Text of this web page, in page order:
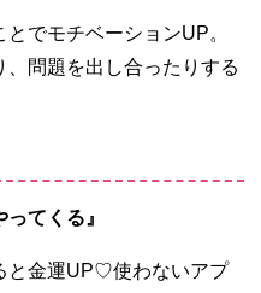
とでモチベーションUP。
問題を出し合ったりする
てくる』
と金運UP♡使わないアプ